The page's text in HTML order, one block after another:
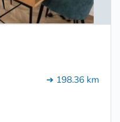
➔ 198.36 km